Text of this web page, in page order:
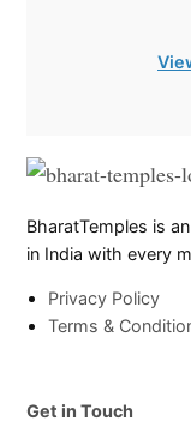
BharatTemples is
in India with every
Privacy Policy
Terms &
Get in Touch